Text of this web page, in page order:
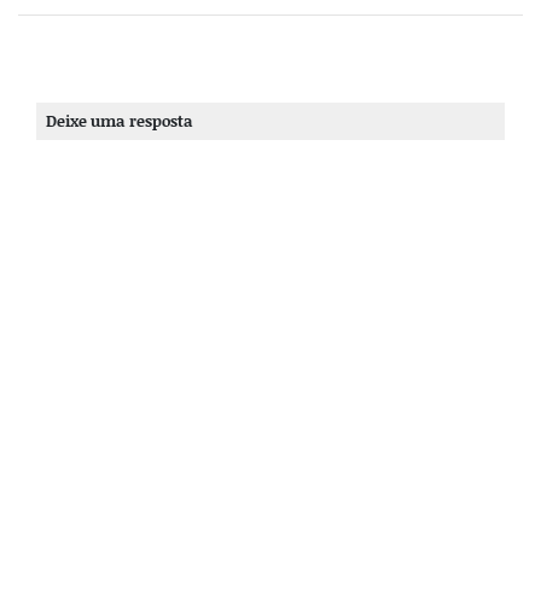
Deixe uma resposta